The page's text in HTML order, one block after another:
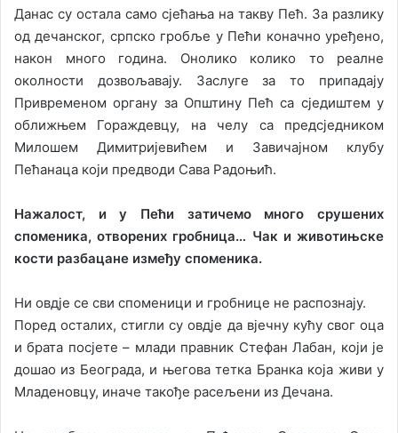
Данас су остала само сјећања на такву Пећ. За разлику
од дечанског, српско гробље у Пећи коначно уређено,
након много година. Онолико колико то реалне
околности дозвољавају. Заслуге за то припадају
Привременом органу за Општину Пећ са сједиштем у
оближњем Гораждевцу, на челу са предсједником
Милошем Димитријевићем и Завичајном клубу
Пећанаца који предводи Сава Радоњић.
Нажалост, и у Пећи затичемо много срушених
споменика, отворених гробница… Чак и животињске
кости разбацане између споменика.
Ни овдје се сви споменици и гробнице не распознају.
Поред осталих, стигли су овдје да вјечну кућу свог оца
и брата посјете – млади правник Стефан Лабан, који је
дошао из Београда, и његова тетка Бранка која живи у
Младеновцу, иначе такође расељени из Дечана.